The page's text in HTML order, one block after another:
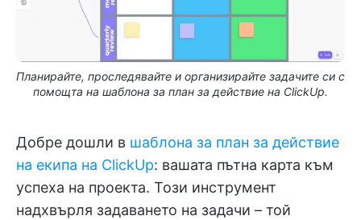
Планирайте, проследявайте и организирайте задачите си с
помощта на шаблона за план за действие на ClickUp.
Добре дошли в шаблона за план за действие
на екипа на ClickUp: вашата пътна карта към
успеха на проекта. Този инструмент
надхвърля задаването на задачи – той